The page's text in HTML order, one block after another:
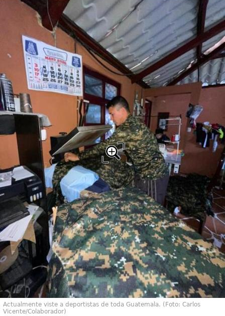
Actualmente viste a deportistas de toda Guatemala. (Foto: Carlos
Vicente/Colaborador)